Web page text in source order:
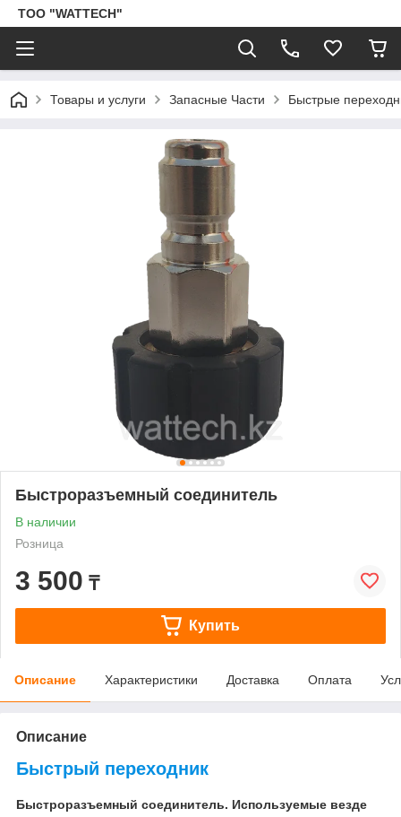
ТОО "WATTECH"
Товары и услуги Запасные Части Быстрые
Быстроразъемный соединитель
В наличии
Розница
3 500 ₸
Купить
Описание Характеристики Доставка Оплата
Описание
Быстрый переходник
Быстроразъемный соединитель. Используемые везде